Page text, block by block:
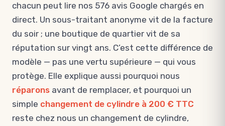
chacun peut lire nos 576 avis Google chargés en
direct. Un sous-traitant anonyme vit de la facture
du soir ; une boutique de quartier vit de sa
réputation sur vingt ans. C’est cette différence de
modèle — pas une vertu supérieure — qui vous
protège. Elle explique aussi pourquoi nous
réparons avant de remplacer, et pourquoi un
simple changement de cylindre à 200 € TTC
reste chez nous un changement de cylindre,